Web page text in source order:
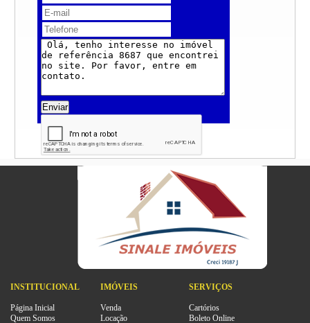
Enviar
INSTITUCIONAL
Página Inicial
Quem Somos
IMÓVEIS
Venda
Locação
SERVIÇOS
Cartórios
Boleto Online